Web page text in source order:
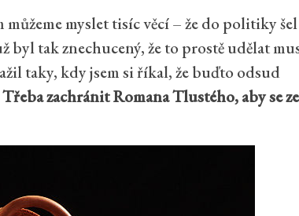
myslet tisíc věcí – že do politiky šel
byl tak znechucený, že to prostě udělat
taky, kdy jsem si říkal, že buďto odsud
Třeba zachránit Romana Tlustého, aby se ze